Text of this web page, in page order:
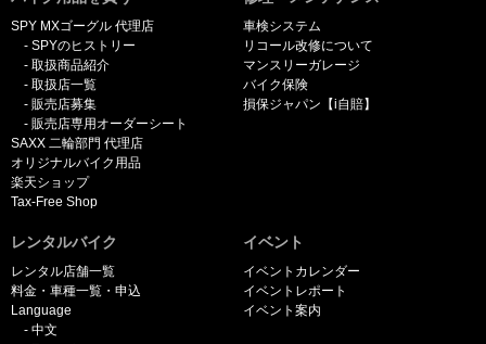
SPY MXゴーグル 代理店
SPYのヒストリー
取扱商品紹介
取扱店一覧
販売店募集
販売店専用オーダーシート
SAXX 二輪部門 代理店
オリジナルバイク用品
楽天ショップ
Tax-Free Shop
車検システム
リコール改修について
マンスリーガレージ
バイク保険
損保ジャパン【i自賠】
レンタルバイク
レンタル店舗一覧
料金・車種一覧・申込
Language
中文
イベント
イベントカレンダー
イベントレポート
イベント案内